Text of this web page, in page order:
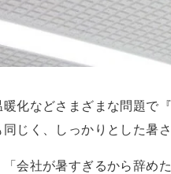
暖化などさまざまな問題で
じく、しっかりとした暑
「会社が暑すぎるから辞め